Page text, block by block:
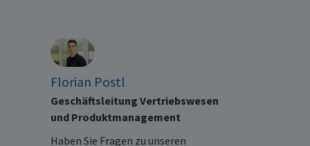
Florian Postl
Geschäftsleitung Vertriebswesen
und Produktmanagement
Haben Sie Fragen zu unseren